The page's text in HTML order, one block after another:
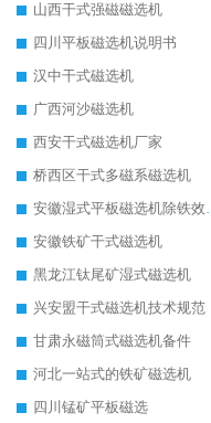
山西干式强磁磁选机
四川平板磁选机说明书
汉中干式磁选机
广西河沙磁选机
西安干式磁选机厂家
桥西区干式多磁系磁选机
安徽湿
安徽铁矿干式磁选机
黑龙江钛尾矿湿式磁选机
兴安盟干式磁选机技术规范
甘肃永磁筒式磁选机备件
河北一站式的铁矿磁选机
四川锰矿平板磁选